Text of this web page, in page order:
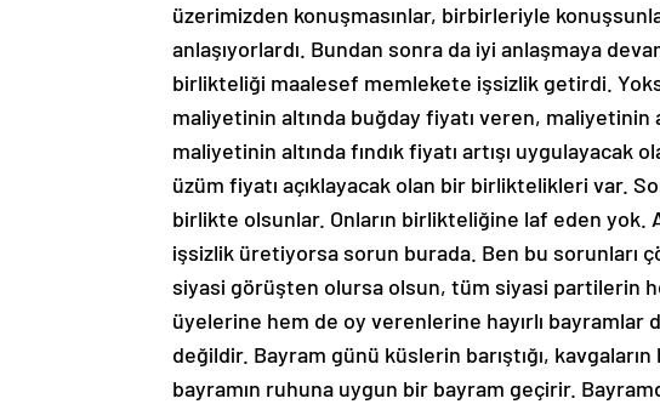
üzerimizden konuşmasınlar, birbirleriyle
anlaşıyorlardı. Bundan sonra da iyi anlaşmaya
birlikteliği maalesef memlekete işsizlik getirdi.
maliyetinin altında buğday fiyatı veren, maliyetinin
maliyetinin altında fındık fiyatı artışı
üzüm fiyatı açıklayacak olan bir birliktelikleri var.
birlikte olsunlar. Onların birlikteliğine laf eden
işsizlik üretiyorsa sorun burada. Ben bu sorunları
siyasi görüşten olursa olsun, tüm siyasi partilerin
üyelerine hem de oy verenlerine hayırlı bayramlar
değildir. Bayram günü küslerin barıştığı,
bayramın ruhuna uygun bir bayram geçirir.